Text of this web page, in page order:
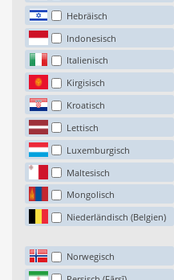
Hebräisch
Indonesisch
Italienisch
Kirgisisch
Kroatisch
Lettisch
Luxemburgisch
Maltesisch
Mongolisch
Niederländisch (Belgien)
Norwegisch